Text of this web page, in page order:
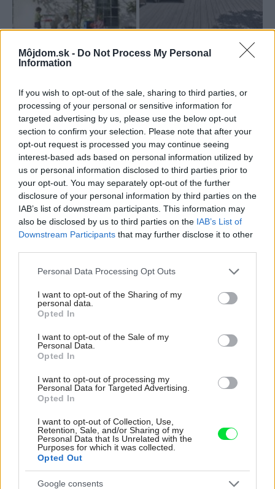
Môjdom.sk - Do Not Process My Personal
Information
If you wish to opt-out of the sale, sharing to third parties, or
processing of your personal or sensitive information for
targeted advertising by us, please use the below opt-out
section to confirm your selection. Please note that after your
opt-out request is processed you may continue seeing
interest-based ads based on personal information utilized by
us or personal information disclosed to third parties prior to
your opt-out. You may separately opt-out of the further
disclosure of your personal information by third parties on the
IAB’s list of downstream participants. This information may
also be disclosed by us to third parties on the IAB’s List of
Downstream Participants that may further disclose it to other
Please note that this website/app uses one or more Google
not limited to your visit or usage behaviour. You may click to
grant or deny consent to Google and its third-party tags to
use your data for below specified purposes in below Google
consent section.
Personal Data Processing Opt Outs
I want to opt-out of the Sharing of my
personal data.
Opted In
I want to opt-out of the Sale of my
Personal Data.
Opted In
I want to opt-out of processing my
Personal Data for Targeted Advertising.
Opted In
I want to opt-out of Collection, Use,
Retention, Sale, and/or Sharing of my
Personal Data that Is Unrelated with the
Purposes for which it was collected.
Opted Out
Google consents
5
Zdroj: PR článok Deceuninck, spol. s r.o.
Tagy: Drevoplastové výrobky
kompozitné materiály
terasy
Zdieľať článok
Pozrite si viac